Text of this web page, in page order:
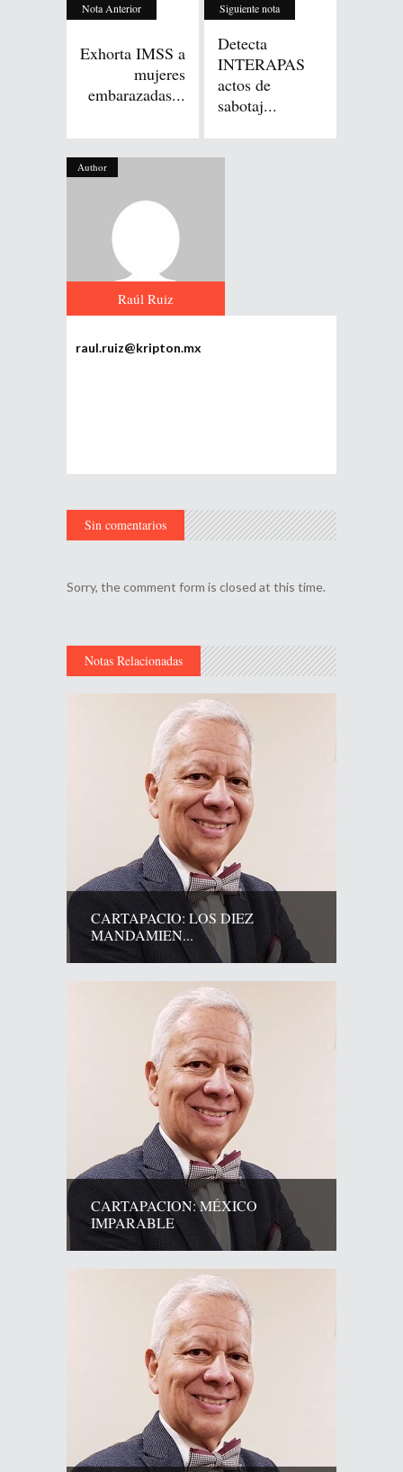
Nota Anterior
Exhorta IMSS a
mujeres
embarazadas...
Siguiente nota
Detecta
INTERAPAS
actos de
sabotaj...
Author
Raúl Ruiz
raul.ruiz@kripton.mx
Sin comentarios
Sorry, the comment form is closed at this time.
Notas Relacionadas
CARTAPACIO: LOS DIEZ
MANDAMIEN...
CARTAPACION: MÉXICO
IMPARABLE